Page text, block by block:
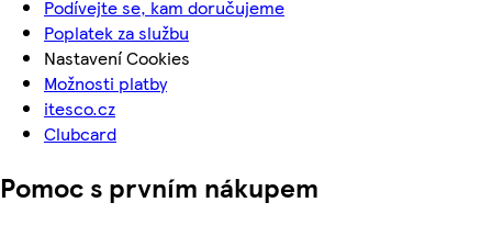
Podívejte se, kam doručujeme
Poplatek za službu
Nastavení Cookies
Možnosti platby
itesco.cz
Clubcard
Pomoc s prvním nákupem